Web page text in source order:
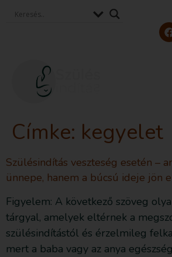
Címke: kegyelet
Szülésindítás veszteség esetén –
ünnepe, hanem a búcsú ideje jön
Figyelem: A következő szöveg
tárgyal, amelyek eltérnek a
szülésindítástól és érzelmileg
mert a baba vagy az anya